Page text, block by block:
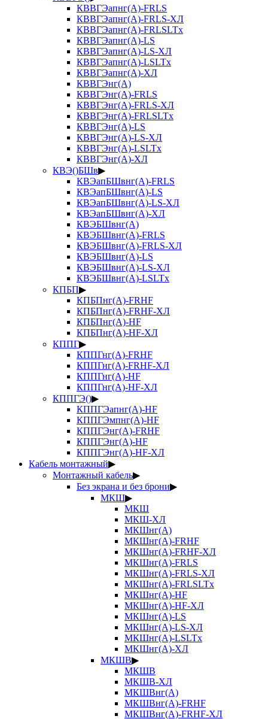
КВВГЭапнг(А)-FRLS
КВВГЭапнг(А)-FRLS-ХЛ
КВВГЭапнг(А)-FRLSLTx
КВВГЭапнг(А)-LS
КВВГЭапнг(А)-LS-ХЛ
КВВГЭапнг(А)-LSLTx
КВВГЭапнг(А)-ХЛ
КВВГЭнг(А)
КВВГЭнг(А)-FRLS
КВВГЭнг(А)-FRLS-ХЛ
КВВГЭнг(А)-FRLSLTx
КВВГЭнг(А)-LS
КВВГЭнг(А)-LS-ХЛ
КВВГЭнг(А)-LSLTx
КВВГЭнг(А)-ХЛ
КВЭ()БШв▶
КВЭапБШвнг(А)-FRLS
КВЭапБШвнг(А)-LS
КВЭапБШвнг(А)-LS-ХЛ
КВЭапБШвнг(А)-ХЛ
КВЭБШвнг(А)
КВЭБШвнг(А)-FRLS
КВЭБШвнг(А)-FRLS-ХЛ
КВЭБШвнг(А)-LS
КВЭБШвнг(А)-LS-ХЛ
КВЭБШвнг(А)-LSLTx
КПБП▶
КПБПнг(А)-FRHF
КПБПнг(А)-FRHF-ХЛ
КПБПнг(А)-HF
КПБПнг(А)-HF-ХЛ
КППГ▶
КППГнг(А)-FRHF
КППГнг(А)-FRHF-ХЛ
КППГнг(А)-HF
КППГнг(А)-HF-ХЛ
КППГЭ()▶
КППГЭапнг(А)-HF
КППГЭмпнг(А)-HF
КППГЭнг(А)-FRHF
КППГЭнг(А)-HF
КППГЭнг(А)-HF-ХЛ
Кабель монтажный▶
Монтажный кабель▶
Без экрана и без брони▶
МКШ▶
МКШ
МКШ-ХЛ
МКШнг(А)
МКШнг(А)-FRHF
МКШнг(А)-FRHF-ХЛ
МКШнг(А)-FRLS
МКШнг(А)-FRLS-ХЛ
МКШнг(А)-FRLSLTx
МКШнг(А)-HF
МКШнг(А)-HF-ХЛ
МКШнг(А)-LS
МКШнг(А)-LS-ХЛ
МКШнг(А)-LSLTx
МКШнг(А)-ХЛ
МКШВ▶
МКШВ
МКШВ-ХЛ
МКШВнг(А)
МКШВнг(А)-FRHF
МКШВнг(А)-FRHF-ХЛ